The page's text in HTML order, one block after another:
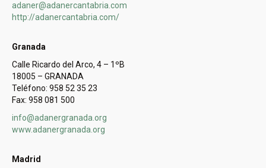
adaner@adanercantabria.com
http://adanercantabria.com/
Granada
Calle Ricardo del Arco, 4 – 1ºB
18005 – GRANADA
Teléfono: 958 52 35 23
Fax: 958 081 500
info@adanergranada.org
www.adanergranada.org
Madrid